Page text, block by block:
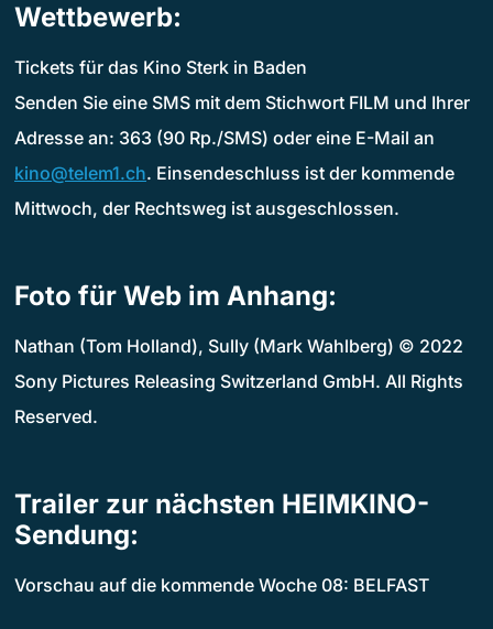
Wettbewerb:
Tickets für das Kino Sterk in Baden
Senden Sie eine SMS mit dem Stichwort FILM und Ihrer
Adresse an: 363 (90 Rp./SMS) oder eine E-Mail an
kino@telem1.ch. Einsendeschluss ist der kommende
Mittwoch, der Rechtsweg ist ausgeschlossen.
Foto für Web im Anhang:
Nathan (Tom Holland), Sully (Mark Wahlberg) © 2022
Sony Pictures Releasing Switzerland GmbH. All Rights
Reserved.
Trailer zur nächsten HEIMKINO-
Sendung:
Vorschau auf die kommende Woche 08: BELFAST